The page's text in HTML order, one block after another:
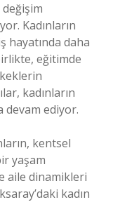
Kadınların
hayatında daha
eğitimde
kadınların
devam ediyor.
kentsel
yaşam
aile dinamikleri
kadın